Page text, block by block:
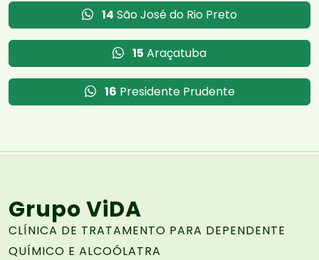
14 São José do Rio Preto
15 Araçatuba
16 Presidente Prudente
Grupo ViDA
CLÍNICA DE TRATAMENTO PARA DEPENDENTE
QUÍMICO E ALCOÓLATRA